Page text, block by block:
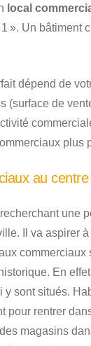
local
». Un bâtiment
dépend de
(surface de
plus
au
une
Il va aspirer
En
y sont situés.
pour rentrer
magasins